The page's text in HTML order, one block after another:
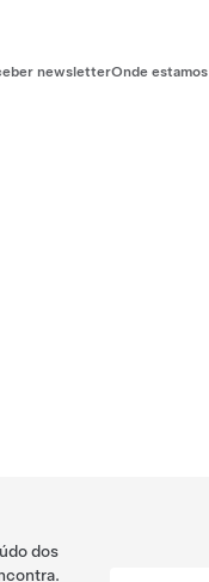
newsletterOnde estamos
dos